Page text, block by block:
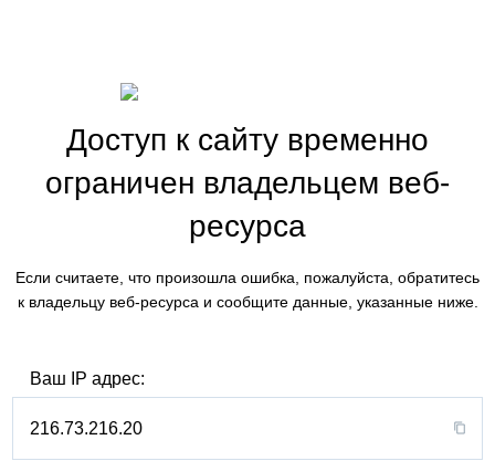
Доступ к сайту временно
ограничен владельцем веб-
ресурса
Если считаете, что произошла ошибка, пожалуйста, обратитесь
к владельцу веб-ресурса и сообщите данные, указанные ниже.
Ваш IP адрес:
216.73.216.20